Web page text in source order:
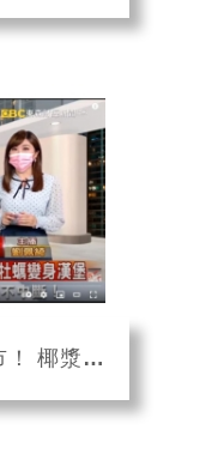
獨家》特殊口味搶市！ 椰漿飯、炸牡蠣變身漢堡 @57東森財經新聞